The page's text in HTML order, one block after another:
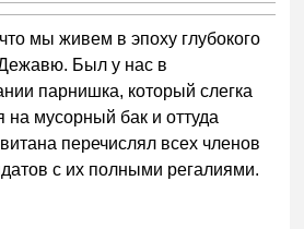
мы живем в эпоху глубокого
Дежавю. Был у нас в
парнишка, который слегка
на мусорный бак и оттуда
перечислял всех членов
с их полными регалиями.